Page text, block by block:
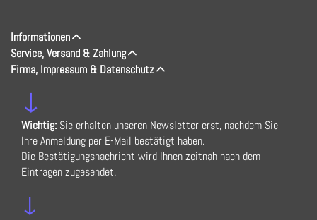
Informationen
Service, Versand & Zahlung
Firma, Impressum & Datenschutz
↓
Wichtig: Sie erhalten unseren Newsletter erst, nachdem Sie
Ihre Anmeldung per E-Mail bestätigt haben.
Die Bestätigungsnachricht wird Ihnen zeitnah nach dem
Eintragen zugesendet.
↓